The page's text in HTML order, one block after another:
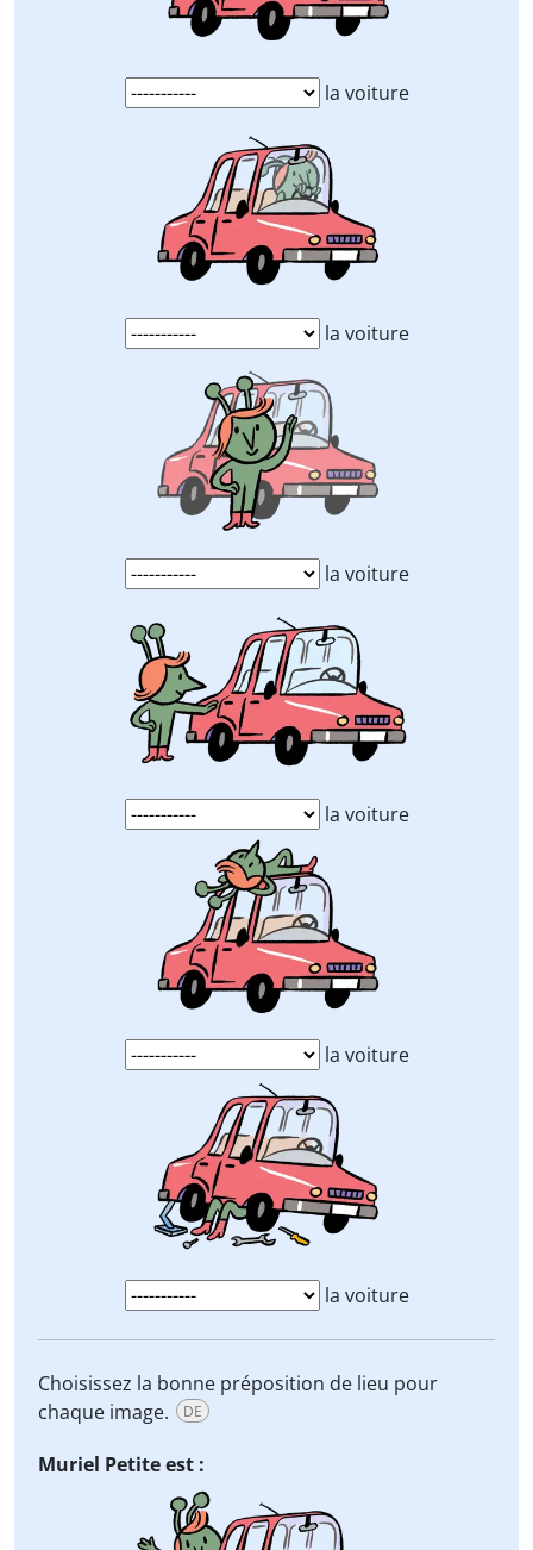
la voiture
la voiture
la voiture
la voiture
la voiture
la voiture
Choisissez la bonne préposition de lieu pour
chaque image.
DE
Muriel Petite est :